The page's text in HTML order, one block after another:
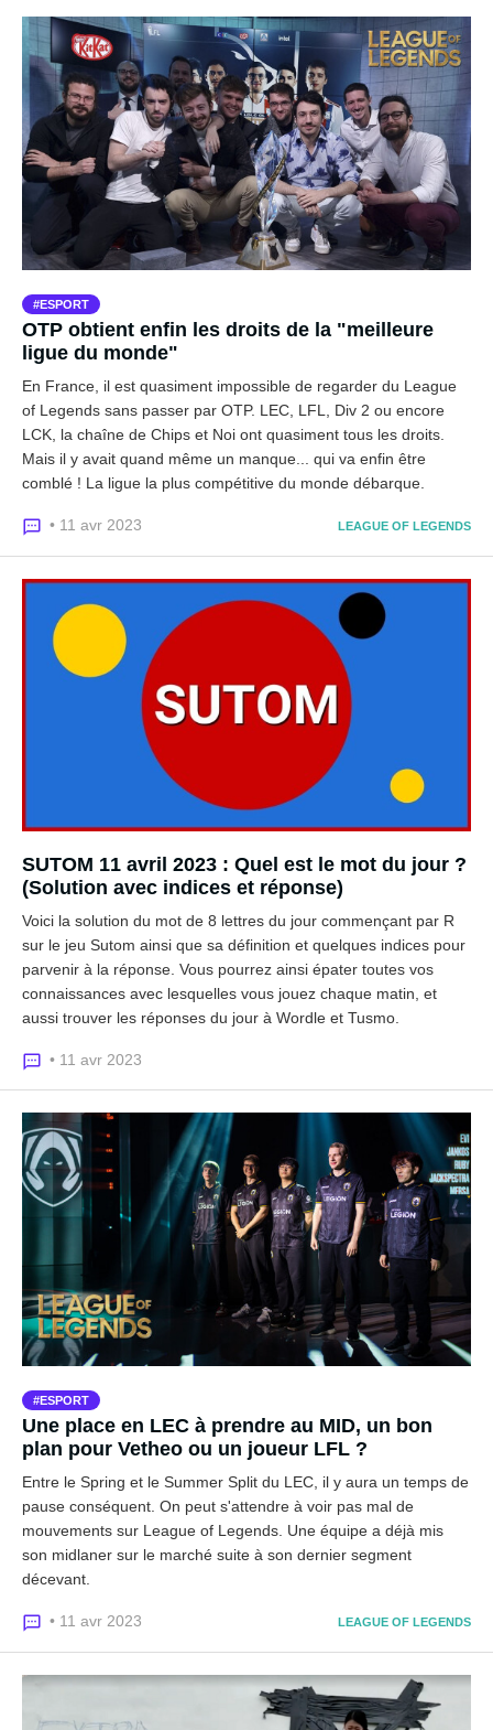
ESPORT
OTP obtient enfin les droits de la "meilleure
ligue du monde"
En France, il est quasiment impossible de regarder du League
of Legends sans passer par OTP. LEC, LFL, Div 2 ou encore
LCK, la chaîne de Chips et Noi ont quasiment tous les droits.
Mais il y avait quand même un manque... qui va enfin être
comblé ! La ligue la plus compétitive du monde débarque.
• 11 avr 2023 LEAGUE OF LEGENDS
SUTOM 11 avril 2023 : Quel est le mot du jour ?
(Solution avec indices et réponse)
Voici la solution du mot de 8 lettres du jour commençant par R
sur le jeu Sutom ainsi que sa définition et quelques indices pour
parvenir à la réponse. Vous pourrez ainsi épater toutes vos
connaissances avec lesquelles vous jouez chaque matin, et
aussi trouver les réponses du jour à Wordle et Tusmo.
• 11 avr 2023
ESPORT
Une place en LEC à prendre au MID, un bon
plan pour Vetheo ou un joueur LFL ?
Entre le Spring et le Summer Split du LEC, il y aura un temps de
pause conséquent. On peut s'attendre à voir pas mal de
mouvements sur League of Legends. Une équipe a déjà mis
son midlaner sur le marché suite à son dernier segment
décevant.
• 11 avr 2023 LEAGUE OF LEGENDS